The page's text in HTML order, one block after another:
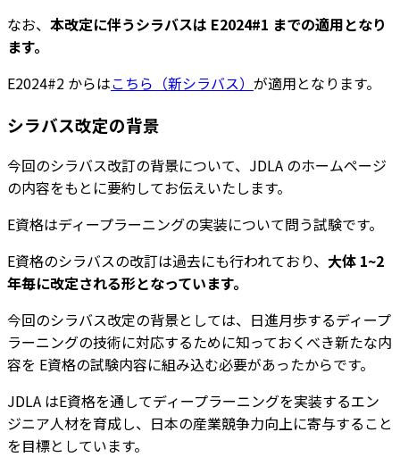
なお、 本改定に伴うシラバスは E2024#1 までの適用となり
ます。
E2024#2 からはこちら（新シラバス） が適用となります。
シラバス改定の背景
今回のシラバス改訂の背景について、JDLA のホームページ
の内容をもとに要約してお伝えいたします。
E資格はディープラーニングの実装について問う試験です。
E資格のシラバスの改訂は過去にも行われており、 大体 1~2
年毎に改定される形となっています。
今回のシラバス改定の背景としては、日進月歩するディープ
ラーニングの技術に対応するために知っておくべき新たな内
容を E資格の試験内容に組み込む必要があったからです。
JDLA はE資格を通してディープラーニングを実装するエン
ジニア人材を育成し、日本の産業競争力向上に寄与すること
を目標としています。